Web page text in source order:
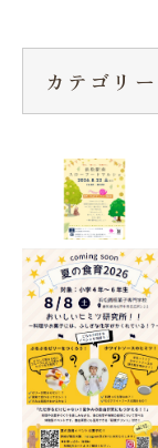
卒業生の方へ在
カテゴリ